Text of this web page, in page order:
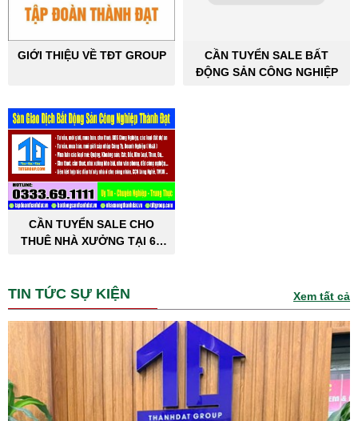
GIỚI THIỆU VỀ TĐT GROUP
CẦN TUYỂN SALE BẤT
ĐỘNG SẢN CÔNG NGHIỆP
CẦN TUYỂN SALE CHO
THUÊ NHÀ XƯỞNG TẠI 63
TIN TỨC SỰ KIỆN Xem tất cả